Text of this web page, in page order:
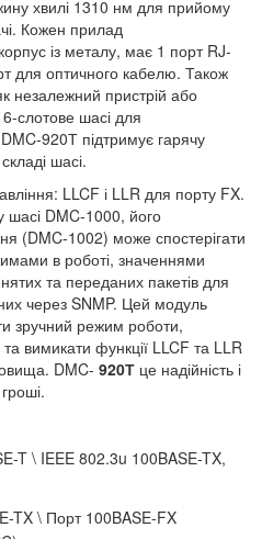
хвилі 1310 нм для прийому
Кожен прилад
із металу, має 1 порт RJ-
для оптичного кабелю. Також
незалежний пристрій або
слотове шасі для
920Т підтримує гарячу
шасі.
LLCF і LLR для порту FX.
DMC-1000, його
(DMC-1002) може спостерігати
в роботі, значеннями
та переданих пакетів для
через SNMP. Цей модуль
зручний режим роботи,
вимикати функції LLCF та LLR
DMC- 920Т це надійність і
T \ IEEE 802.3u 100BASE-TX,
TX \ Порт 100BASE-FX